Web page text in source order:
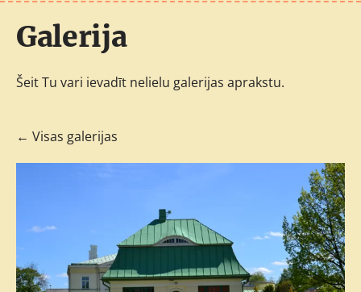
Galerija
Šeit Tu vari ievadīt nelielu galerijas aprakstu.
Visas galerijas